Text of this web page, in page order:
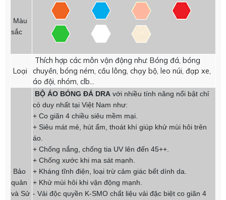
Màu
sắc
Loại
Thích hợp các môn vận động như: Bóng đá, bóng
chuyền, bóng ném, cầu lông, chạy bộ, leo núi, đạp xe,
áo đội, nhóm, clb...
Bảo
quản
và Sử
BỘ ÁO BÓNG ĐÁ DRA với nhiều tính năng nổi bật chỉ
có duy nhất tại Việt Nam như:
+ Co giãn 4 chiều siêu mềm mại.
+ Siêu mát mẻ, hút ẩm, thoát khí giúp khử mùi hôi trên
áo.
+ Chống nắng, chống tia UV lên đến 45++.
+ Chống xước khi ma sát mạnh.
+ Kháng tĩnh điện, loại trừ cảm giác bết dính da.
+ Khử mùi hôi khi vận động mạnh.
- Vải độc quyền K-SMO chất liệu vải đặc biệt co giãn 4